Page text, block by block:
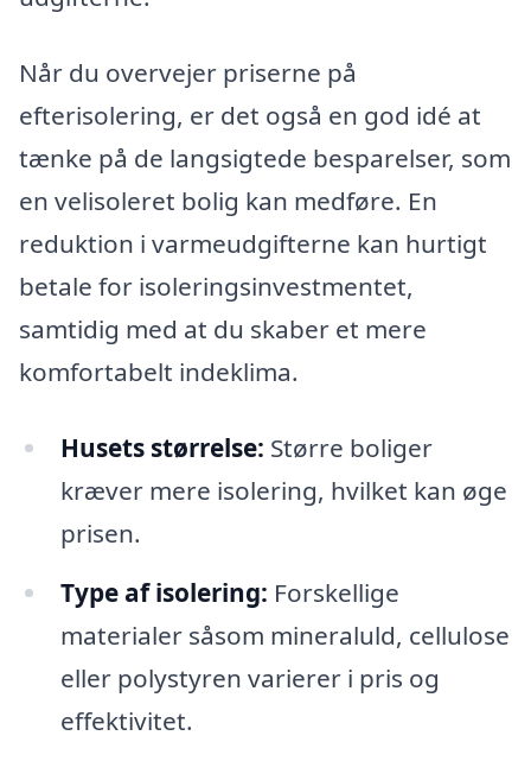
Når du overvejer priserne på
efterisolering, er det også en god idé at
tænke på de langsigtede besparelser, som
en velisoleret bolig kan medføre. En
reduktion i varmeudgifterne kan hurtigt
betale for isoleringsinvestmentet,
samtidig med at du skaber et mere
komfortabelt indeklima.
Husets størrelse: Større boliger
kræver mere isolering, hvilket kan øge
prisen.
Type af isolering: Forskellige
materialer såsom mineraluld, cellulose
eller polystyren varierer i pris og
effektivitet.